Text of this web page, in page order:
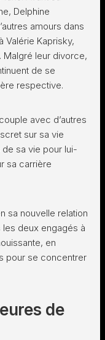
Delphine
amours dans
Valérie Kaprisky,
Malgré leur divorce,
de se
respective.
avec d’autres
sur sa vie
sa vie pour lui-
sa carrière
sa nouvelle relation
les deux engagés à
en
pour se concentrer
de